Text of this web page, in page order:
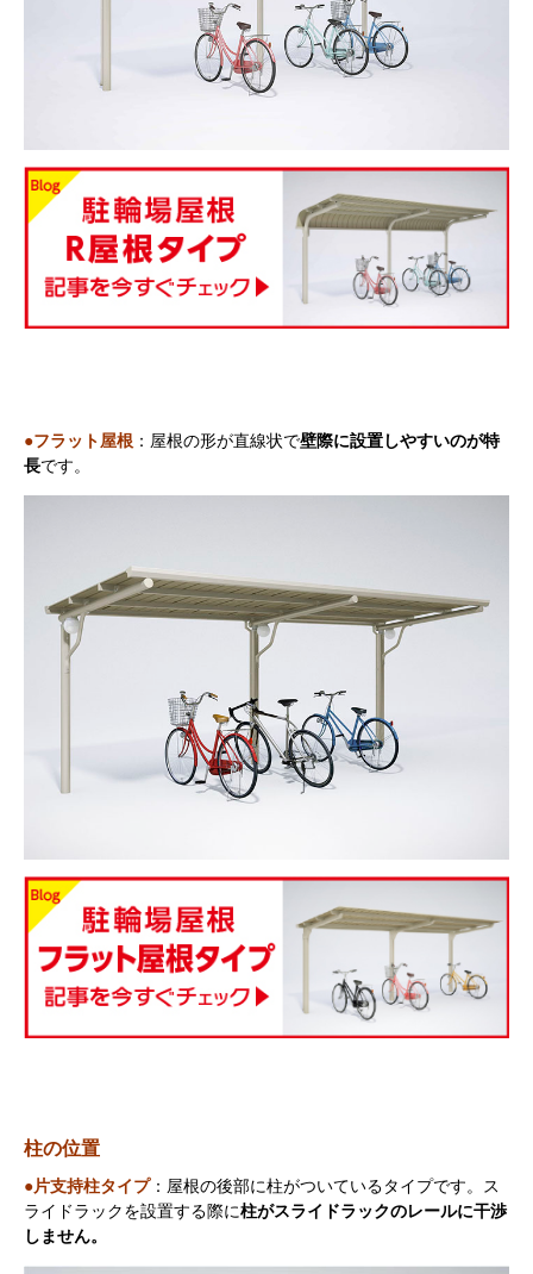
●フラット屋根 ：屋根の形が直線状で壁際に設置しやすいのが特
長です。
柱の位置
●片支持柱タイプ：屋根の後部に柱がついているタイプです。ス
ライドラックを設置する際に柱がスライドラックのレールに干渉
しません。